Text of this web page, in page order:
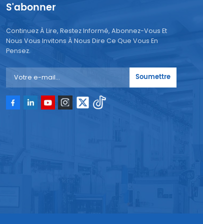
S'abonner
Continuez À Lire, Restez Informé, Abonnez-Vous Et
Nous Vous Invitons À Nous Dire Ce Que Vous En
Pensez.
Soumettre